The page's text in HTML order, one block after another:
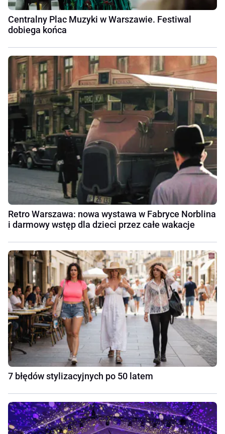
Centralny Plac Muzyki w Warszawie. Festiwal
dobiega końca
Retro Warszawa: nowa wystawa w Fabryce Norblina
i darmowy wstęp dla dzieci przez całe wakacje
7 błędów stylizacyjnych po 50 latem